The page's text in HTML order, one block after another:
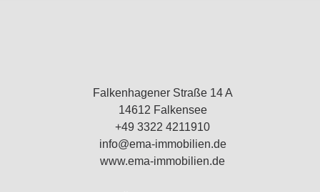
Falkenhagener Straße 14 A
14612 Falkensee
+49 3322 4211910
info@ema-immobilien.de
www.ema-immobilien.de